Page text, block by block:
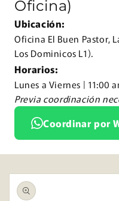
Oficina)
Ubicación:
Oficina El Buen Pastor,
Los Dominicos L1).
Horarios:
Lunes a Viernes | 11:00
Previa coordinación
Coordinar por
directamente
a la
información